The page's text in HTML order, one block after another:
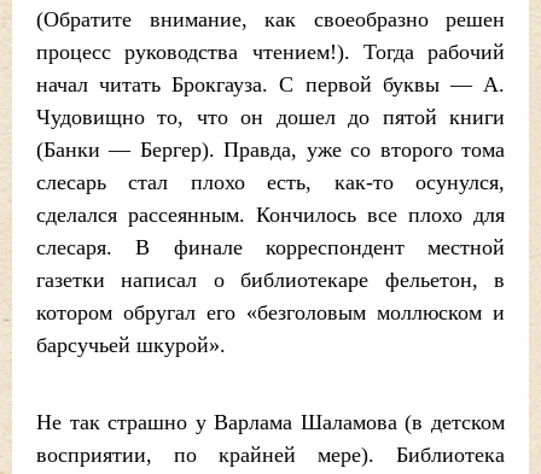
(Обратите внимание, как своеобразно решен
процесс руководства чтением!). Тогда рабочий
начал читать Брокгауза. С первой буквы — А.
Чудовищно то, что он дошел до пятой книги
(Банки — Бергер). Правда, уже со второго тома
слесарь стал плохо есть, как-то осунулся,
сделался рассеянным. Кончилось все плохо для
слесаря. В финале корреспондент местной
газетки написал о библиотекаре фельетон, в
котором обругал его «безголовым моллюском и
барсучьей шкурой».
Не так страшно у Варлама Шаламова (в детском
восприятии, по крайней мере). Библиотека